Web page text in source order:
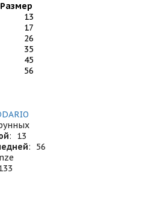
Размер
13
17
26
35
45
56
:
13
:
56